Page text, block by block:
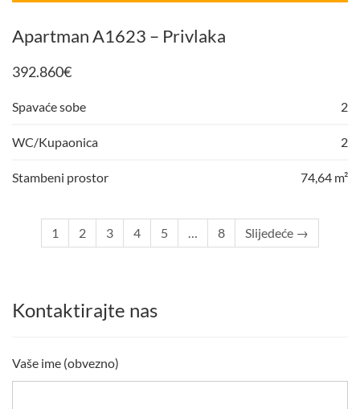
Apartman A1623 – Privlaka
392.860€
Spavaće sobe 2
WC/Kupaonica 2
Stambeni prostor 74,64 m²
1 2 3 4 5 … 8 Slijedeće →
Kontaktirajte nas
Vaše ime (obvezno)